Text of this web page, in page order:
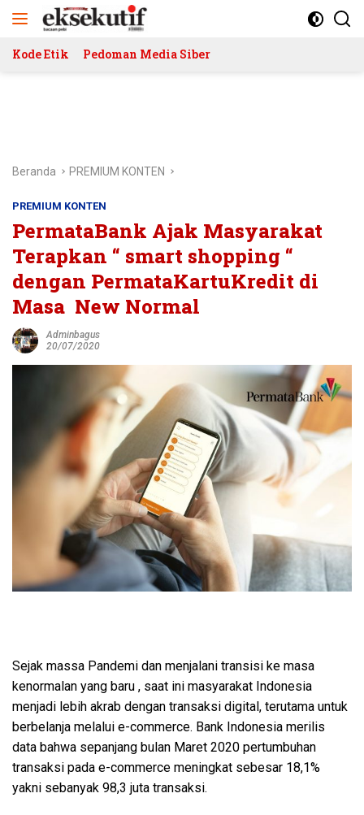
Kode Etik Pedoman Media Siber
Beranda PREMIUM KONTEN
PREMIUM KONTEN
PermataBank Ajak Masyarakat
Terapkan “ smart shopping “
dengan PermataKartuKredit di
Masa New Normal
Adminbagus
20/07/2020
Sejak massa Pandemi dan menjalani transisi ke masa
kenormalan yang baru , saat ini masyarakat Indonesia
menjadi lebih akrab dengan transaksi digital, terutama untuk
berbelanja melalui e-commerce. Bank Indonesia merilis
data bahwa sepanjang bulan Maret 2020 pertumbuhan
transaksi pada e-commerce meningkat sebesar 18,1%
yakni sebanyak 98,3 juta transaksi.